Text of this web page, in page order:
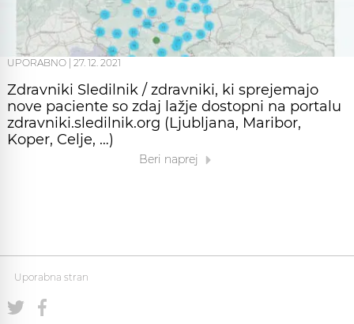
UPORABNO 27. 12. 2021
Zdravniki Sledilnik / zdravniki, ki sprejemajo
nove paciente so zdaj lažje dostopni na portalu
zdravniki.sledilnik.org (Ljubljana, Maribor,
Koper, Celje, …)
Beri naprej
Uporabna stran